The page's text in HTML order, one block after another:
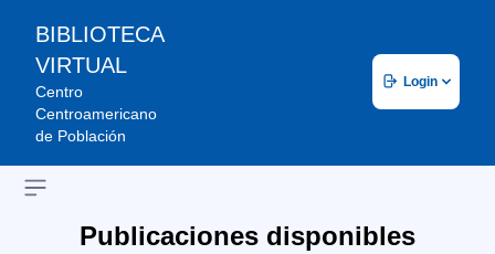
BIBLIOTECA
VIRTUAL
Centro
Centroamericano
de Población
Login
Open sidebar
Publicaciones disponibles